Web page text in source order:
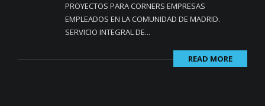
PROYECTOS PARA CORNERS EMPRESAS
EMPLEADOS EN LA COMUNIDAD DE MADRID.
SERVICIO INTEGRAL DE...
READ MORE